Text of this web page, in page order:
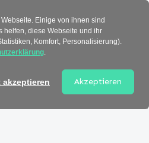
Einige von ihnen sind
helfen, diese Webseite und ihr
Komfort, Personalisierung).
.
akzeptieren Akzeptieren